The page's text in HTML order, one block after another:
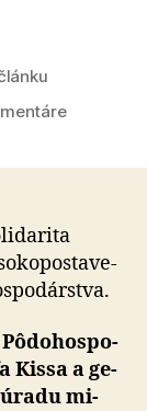
na
že
OĽANO
je
len
chimérou
Kissa a ge­
úradu mi­